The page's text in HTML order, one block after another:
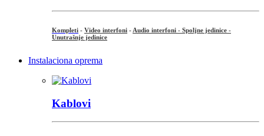
Kompleti - Video interfoni - Audio interfoni - Spoljne jedinice -
Unutrašnje jedinice
Instalaciona oprema
Kablovi